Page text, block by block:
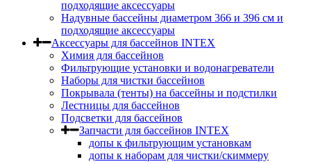
подходящие аксессуары
Надувные бассейны диаметром 366 и 396 см и
подходящие аксессуары
Аксессуары для бассейнов INTEX
Химия для бассейнов
Фильтрующие установки и водонагреватели
Наборы для чистки бассейнов
Покрывала (тенты) на бассейны и подстилки
Лестницы для бассейнов
Подсветки для бассейнов
Запчасти для бассейнов INTEX
допы к фильтрующим установкам
допы к наборам для чистки/скиммеру